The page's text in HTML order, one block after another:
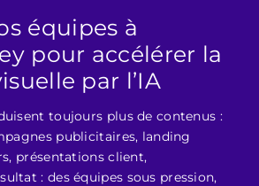
équipes à
pour accélérer la
par l’IA
toujours plus de contenus :
publicitaires, landing
présentations client,
: des équipes sous pression,